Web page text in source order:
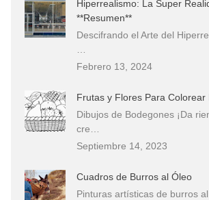
Hiperrealismo: La Super
**Resumen**
Descifrando el Arte del
Febrero 13, 2024
Frutas y Flores Para Colorear
Dibujos de Bodegones ¡Da
cre…
Septiembre 14, 2023
Cuadros de Burros al Óleo
Pinturas artísticas de burros